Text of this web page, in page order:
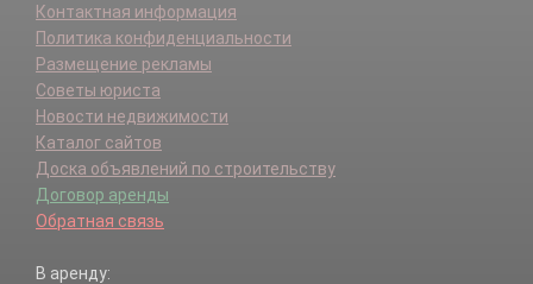
Контактная информация
Политика конфиденциальности
Размещение рекламы
Советы юриста
Новости недвижимости
Каталог сайтов
Доска объявлений по строительству
Договор аренды
Обратная связь
В аренду: